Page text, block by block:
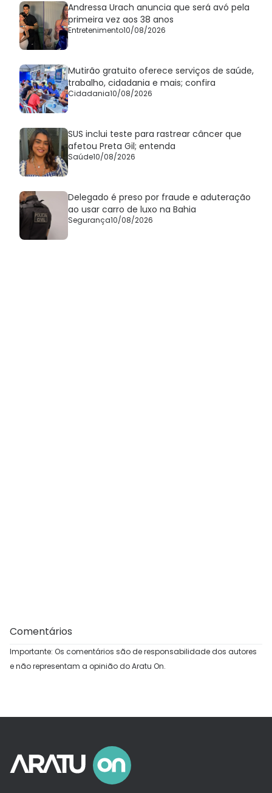
Andressa Urach anuncia que será avó pela
primeira vez aos 38 anos
Entretenimento10/08/2026
Mutirão gratuito oferece serviços de saúde,
trabalho, cidadania e mais; confira
Cidadania10/08/2026
SUS inclui teste para rastrear câncer que
afetou Preta Gil; entenda
Saúde10/08/2026
Delegado é preso por fraude e aduteração
ao usar carro de luxo na Bahia
Segurança10/08/2026
Comentários
Importante: Os comentários são de responsabilidade dos autores
e não representam a opinião do Aratu On.